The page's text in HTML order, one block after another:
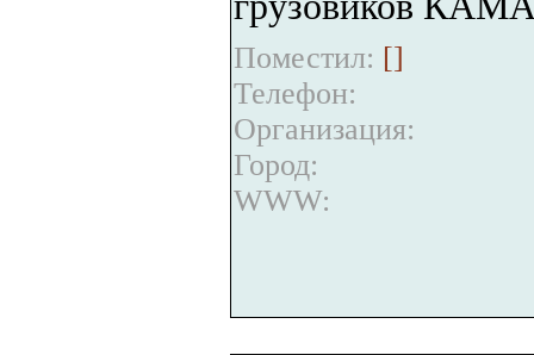
Поместил: []
Телефон:
Организация:
Город:
WWW: